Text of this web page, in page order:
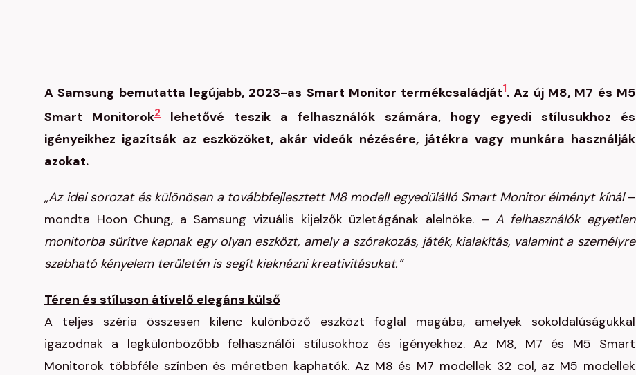
A Samsung bemutatta legújabb, 2023-as Smart Monitor termékcsaládját1. Az új M8, M7 és M5
Smart Monitorok2lehetővé teszik a felhasználók számára, hogy egyedi stílusukhoz és
igényeikhez igazítsák az eszközöket, akár videók nézésére, játékra vagy munkára használják
azokat.
„Az idei sorozat és különösen a továbbfejlesztett M8 modell egyedülálló Smart Monitor élményt kínál–
mondta Hoon Chung, a Samsung vizuális kijelzők üzletágának alelnöke. – A felhasználók egyetlen
monitorba sűrítve kapnak egy olyan eszközt, amely a szórakozás, játék, kialakítás, valamint a személyre
szabható kényelem területén is segít kiaknázni kreativitásukat.”
Téren és stíluson átívelő elegáns külső
A teljes széria összesen kilenc különböző eszközt foglal magába, amelyek sokoldalúságukkal
igazodnak a legkülönbözőbb felhasználói stílusokhoz és igényekhez. Az M8, M7 és M5 Smart
Monitorok többféle színben és méretben kaphatók. Az M8 és M7 modellek 32 col, az M5 modellek